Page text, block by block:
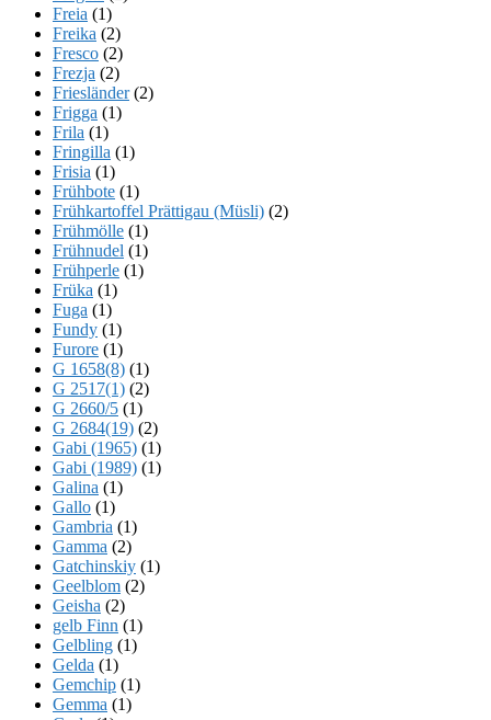
Freia (1)
Freika (2)
Fresco (2)
Frezja (2)
Friesländer(2)
Frigga (1)
Frila (1)
Fringilla (1)
Frisia (1)
Frühbote (1)
Frühkartoffel Prättigau (Müsli) (2)
Frühmölle (1)
Frühnudel (1)
Frühperle (1)
Früka (1)
Fuga (1)
Fundy (1)
Furore (1)
G 1658(8) (1)
G 2517(1) (2)
G 2660/5 (1)
G 2684(19) (2)
Gabi (1965) (1)
Gabi (1989) (1)
Galina (1)
Gallo (1)
Gambria (1)
Gamma (2)
Gatchinskiy (1)
Geelblom (2)
Geisha (2)
gelb Finn (1)
Gelbling (1)
Gelda (1)
Gemchip (1)
Gemma (1)